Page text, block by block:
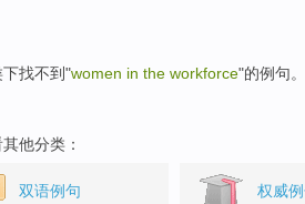
找不到"women in the workforce"的例句。
他分类：
双语例句 权威